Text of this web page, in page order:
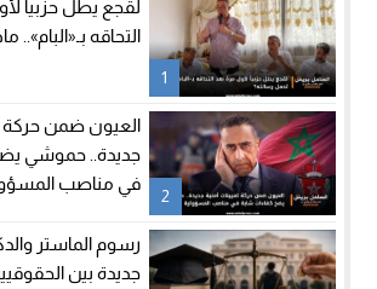
1
لقجع يطل حزبياً
التحاقه بـ«البام»..
2
العيون ضمن حركة
جديدة.. حموشي
في مناصب
رسوم الماستر
جديدة بين